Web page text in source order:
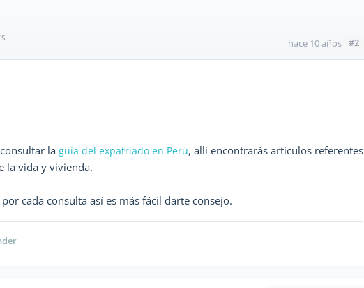
hace 10 años #2
la guía del expatriado en Perú, allí encontrarás artículos referentes
la vida y vivienda.
cada consulta así es más fácil darte consejo.